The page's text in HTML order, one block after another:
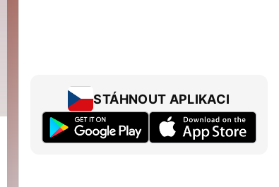
STÁHNOUT APLIKACI